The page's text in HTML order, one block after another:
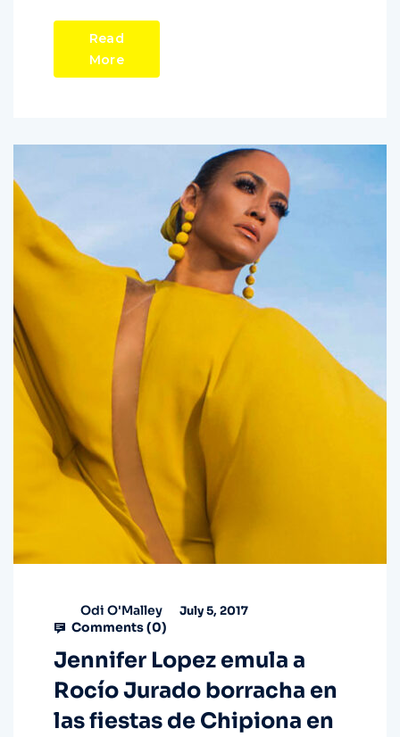
Read
More
Odi O'Malley July 5, 2017
Comments (0)
Jennifer Lopez emula a
Rocío Jurado borracha en
las fiestas de Chipiona en